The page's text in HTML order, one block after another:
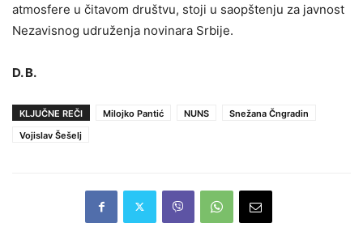
atmosfere u čitavom društvu, stoji u saopštenju za javnost
Nezavisnog udruženja novinara Srbije.
D. B.
KLJUČNE REČI Milojko Pantić NUNS
Snežana Čngradin
Vojislav Šešelj